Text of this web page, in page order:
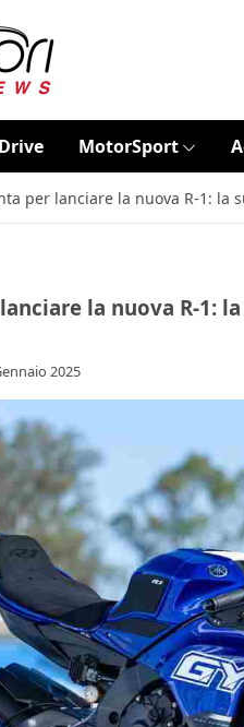
MotorSport
per lanciare la nuova R-1:
la nuova R-1:
2025